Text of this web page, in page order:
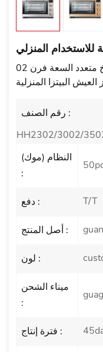
المنزلي
02 سلسلة الخبز فرن كهربائي مطبخ متعدد السعة فرن
البيتزا المنزلية
رقم الصنف :
HH2302/3002/
النظام (موك)
:
دفع : T/T
أصل المنتج :
لون :
ميناء الشحن
:
فترة إنتاج :